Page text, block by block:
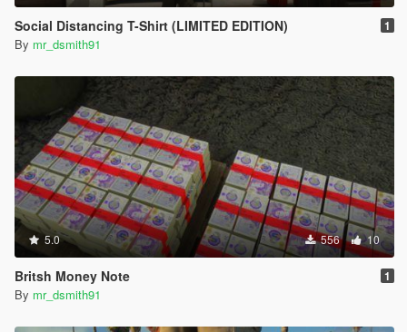
Social Distancing T-Shirt (LIMITED EDITION) 1
By mr_dsmith91
5.0 556 10
Britsh Money Note 1
By mr_dsmith91